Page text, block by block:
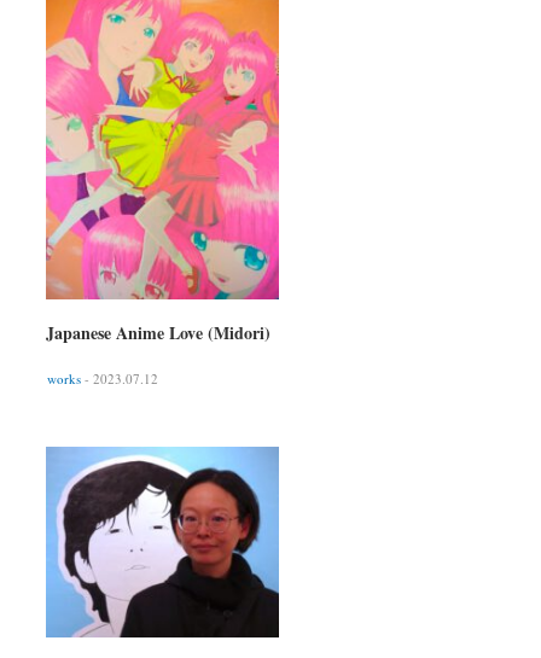
Japanese Anime Love (Midori)
works - 2023.07.12